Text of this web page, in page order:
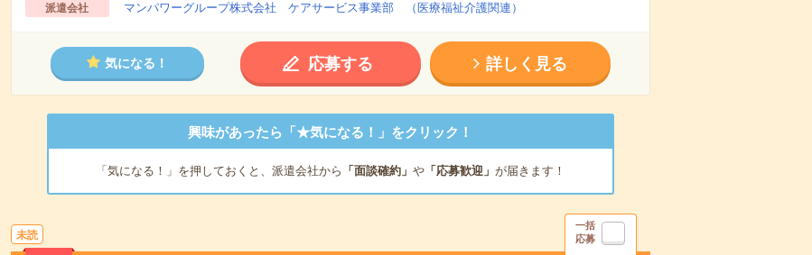
派遣会社 マンパワーグループ株式会社 ケアサービス事業部 （医療福祉介護関連）
気になる！ 応募する 詳しく見る
興味があったら「★気になる！」をクリック！
「気になる！」を押しておくと、派遣会社から 「面談確約」 や「応募歓迎」 が届きます！
未読
一括
応募